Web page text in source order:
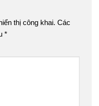
thị công khai. Các
*